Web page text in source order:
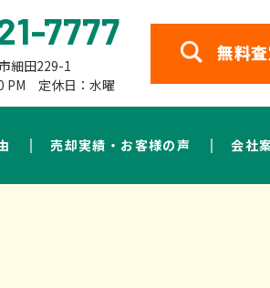
7777
細田229-1
PM 定休日：水曜
無料
売却実績・お客様の声 会社